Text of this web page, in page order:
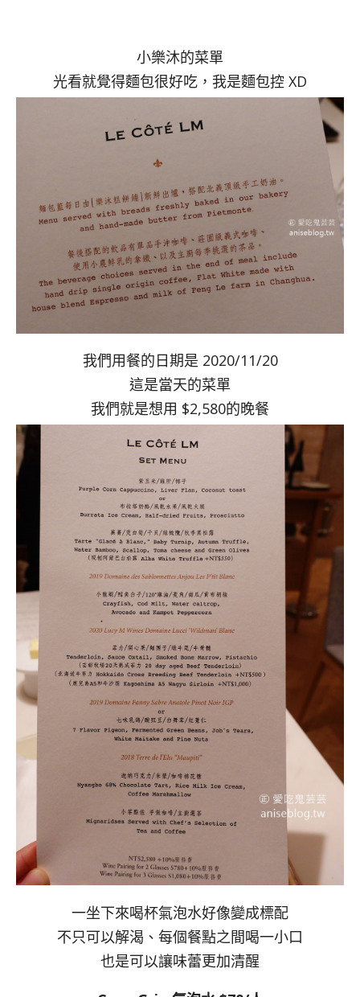
小樂沐的菜單
光看就覺得麵包很好吃，我是麵包控 XD
我們用餐的日期是 2020/11/20
這是當天的菜單
我們就是想用 $2,580的晚餐
一坐下來喝杯氣泡水好像變成標配
不只可以解渴、每個餐點之間喝一小口
也是可以讓味蕾更加清醒